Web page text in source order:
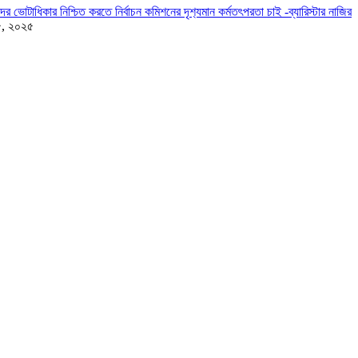
ভোটাধিকার নিশ্চিত করতে নির্বাচন কমিশনের দৃশ‍্যমান কর্মতৎপরতা চাই -ব্যারিস্টার নাজির
২০২৫